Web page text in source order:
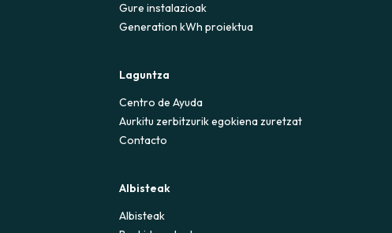
Gure instalazioak
Generation kWh proiektua
Laguntza
Centro de Ayuda
Aurkitu zerbitzurik egokiena zuretzat
Contacto
Albisteak
Albisteak